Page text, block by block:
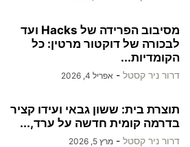
מסיבוב הפרידה של Hacks ועד
לבכורה של דוקטור מרטין: כל
הקומדיות...
דרור ניר קסטל - אפריל 4, 2026
תוצרת בית: ששון גבאי ועידו קציר
בדרמה קומית חדשה על ערד,...
דרור ניר קסטל - מרץ 5, 2026